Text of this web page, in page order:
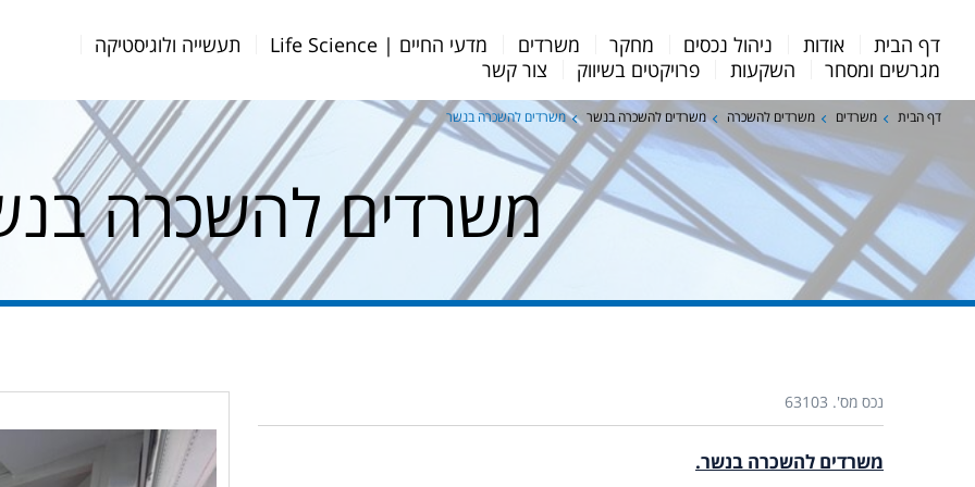
Menu
Bar
דף הבית אודות ניהול נכסים מחקר משרדים מדעי החיים | Life Science
תעשייה ולוגיסטיקה
מגרשים ומסחר
השקעות פרויקטים בשיווק צור קשר
דף הבית משרדים משרדים להשכרה משרדים להשכרה בנשר משרדים להשכרה בנשר
משרדים להשכרה
נכס מס'. 63103
משרדים להשכרה בנשר.